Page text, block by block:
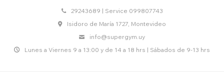
29243689 | Service 099807743
Isidoro de María 1727, Montevideo
info@supergym.uy
Lunes a Viernes 9 a 13:00 y de 14 a 18 hrs | Sábados de 9-13 hrs